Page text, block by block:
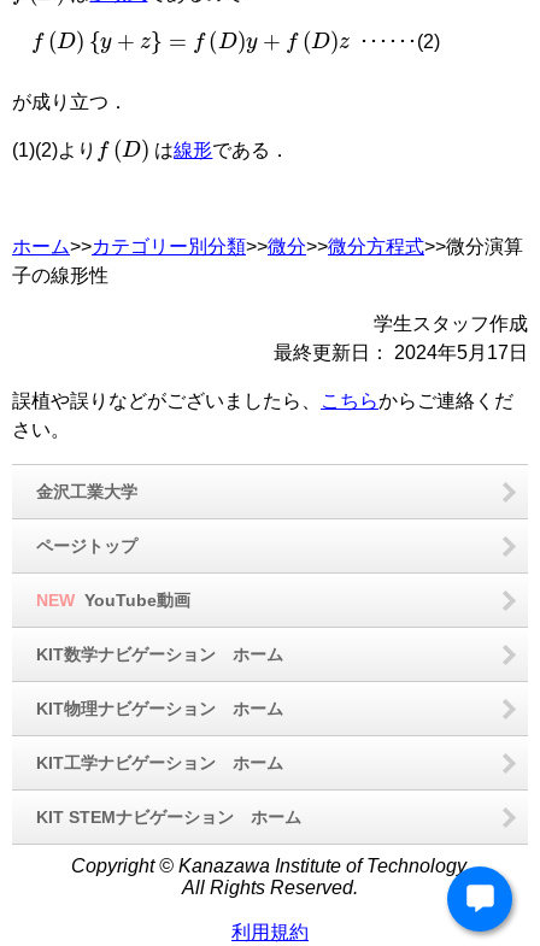
( D){ y = )y+f z ･･････(2)
が成り立つ．
(1)(2)より ( D) は線形である．
ホーム>>カテゴリー別分類>>微分>>微分方程式>>微分演算
子の線形性
学生スタッフ作成
最終更新日： 2024年5月17日
誤植や誤りなどがございましたら、 こちらからご連絡くだ
さい。
金沢工業大学
ページトップ
NEW YouTube動画
KIT数学ナビゲーション ホーム
KIT物理ナビゲーション ホーム
KIT工学ナビゲーション ホーム
KIT STEMナビゲーション ホーム
Copyright © Kanazawa Institute of Technology.
All Rights Reserved.
利用規約